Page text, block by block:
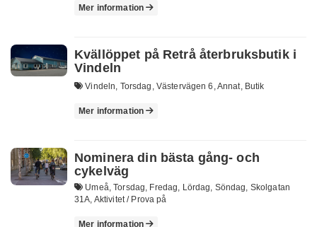
Mer information
Kvällöppet på Retrå återbruksbutik i
Vindeln
Vindeln, Torsdag, Västervägen 6, Annat, Butik
Mer information
Nominera din bästa gång- och
cykelväg
Umeå, Torsdag, Fredag, Lördag, Söndag, Skolgatan
31A, Aktivitet / Prova på
Mer information